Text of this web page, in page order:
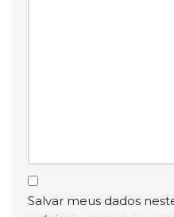
Salvar meus dados